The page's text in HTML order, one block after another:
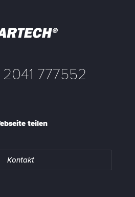
777552
teilen
Kontakt